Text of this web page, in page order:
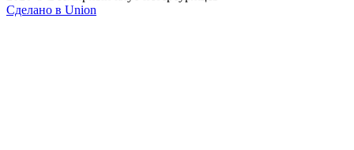
Сделано в Union